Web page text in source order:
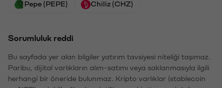
Pepe (PEPE) Chiliz (CHZ)
Sorumluluk reddi
Bu sayfada yer alan bilgiler yatırım tavsiyesi niteliği taşımaz.
Paribu, dijital varlıkların alım-satımı veya saklanmasıyla ilgili
herhangi bir öneride bulunmaz. Kripto varlıklar (stablecoin